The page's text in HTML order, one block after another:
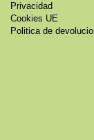
Privacidad
Cookies UE
Politica de